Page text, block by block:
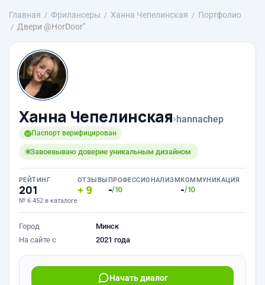
Главная Фрилансеры Ханна Чепелинская
Портфолио
Двери @HorDoor"
Ханна Чепелинская›hannachep
Паспорт верифицирован
Завоевываю доверие уникальным дизайном
РЕЙТИНГ
201
№ 6 452 в каталоге
ОТЗЫВЫ
9
ПРОФЕССИОНАЛИЗМ
-/10
КОММУНИКАЦИЯ
-/10
Город
Минск
На сайте с
2021 года
Начать диалог